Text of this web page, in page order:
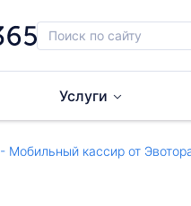
Услуги
- Мобильный кассир от